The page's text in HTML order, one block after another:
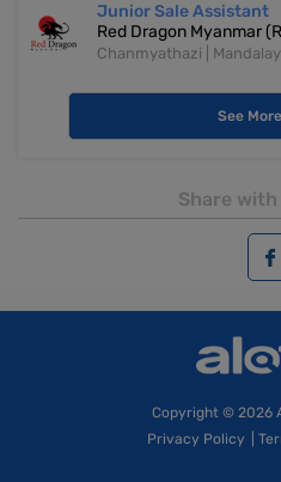
Junior Sale Assistant
Red Dragon Myanmar
Chanmyathazi | Mandalay
See
Share with
Copyright © 2026
Privacy Policy